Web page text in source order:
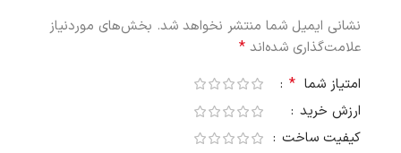
نشانی ایمیل شما منتشر نخواهد شد. بخش‌های موردنیاز
علامت‌گذاری شده‌اند *
امتیاز شما *
ارزش خرید
کیفیت ساخت